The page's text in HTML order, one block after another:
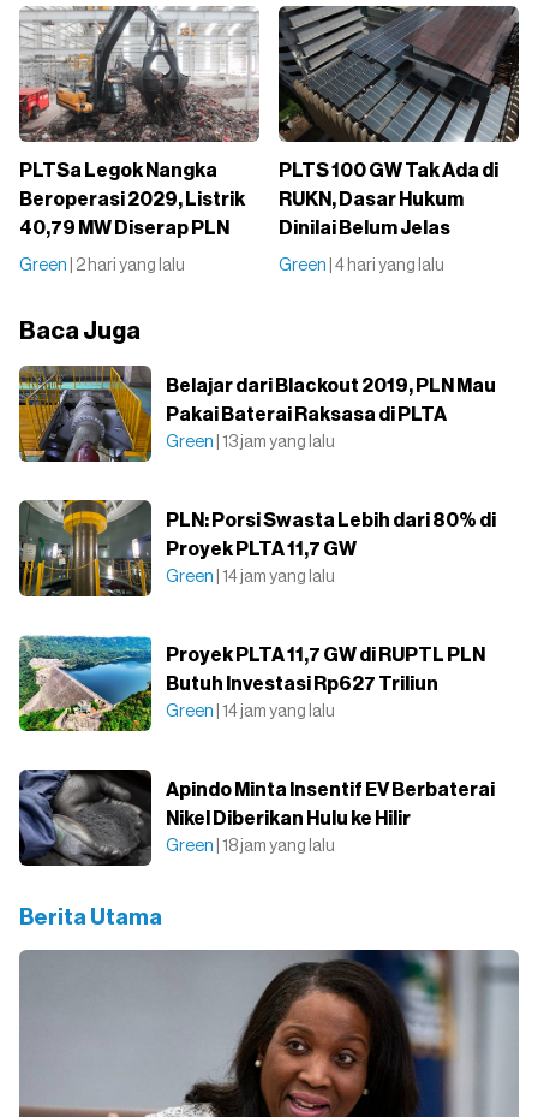
PLTSa Legok Nangka
Beroperasi 2029, Listrik
40,79 MW Diserap PLN
Green | 2 hari yang lalu
PLTS 100 GW Tak Ada di
RUKN, Dasar Hukum
Dinilai Belum Jelas
Green | 4 hari yang lalu
Baca Juga
Belajar dari Blackout 2019, PLN Mau
Pakai Baterai Raksasa di PLTA
Green | 13 jam yang lalu
PLN: Porsi Swasta Lebih dari 80% di
Proyek PLTA 11,7 GW
Green | 14 jam yang lalu
Proyek PLTA 11,7 GW di RUPTL PLN
Butuh Investasi Rp627 Triliun
Green | 14 jam yang lalu
Apindo Minta Insentif EV Berbaterai
Nikel Diberikan Hulu ke Hilir
Green | 18 jam yang lalu
Berita Utama